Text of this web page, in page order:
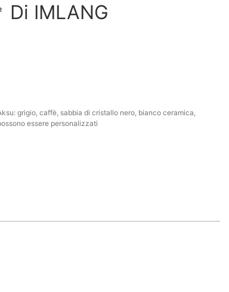
Di IMLANG
grigio, caffè, sabbia di cristallo nero, bianco ceramica,
essere personalizzati